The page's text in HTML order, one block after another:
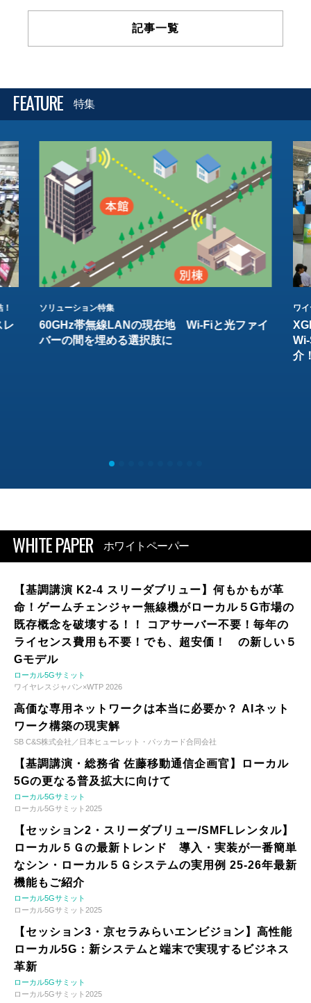
記事一覧
FEATURE 特集
レ
ソリューション特集
60GHz帯無線LANの現在地 Wi-Fiと光ファイ
バーの間を埋める選択肢に
ワ
介
WHITE PAPER ホワイトペーパー
【基調講演 K2-4 スリーダブリュー】何もかもが革
命！ゲームチェンジャー無線機がローカル５G市場の
既存概念を破壊する！！ コアサーバー不要！毎年の
ライセンス費用も不要！でも、超安価！ の新しい５
Gモデル
ローカル5Gサミット
ワイヤレスジャパン×WTP 2026
高価な専用ネットワークは本当に必要か？ AIネット
ワーク構築の現実解
SB C&S株式会社／日本ヒューレット・パッカード合同会社
【基調講演・総務省 佐藤移動通信企画官】ローカル
5Gの更なる普及拡大に向けて
ローカル5Gサミット
ローカル5Gサミット2025
【セッション2・スリーダブリュー/SMFLレンタル】
ローカル５Ｇの最新トレンド 導入・実装が一番簡単
なシン・ローカル５Ｇシステムの実用例 25-26年最新
機能もご紹介
ローカル5Gサミット
ローカル5Gサミット2025
【セッション3・京セラみらいエンビジョン】高性能
ローカル5G：新システムと端末で実現するビジネス
革新
ローカル5Gサミット
ローカル5Gサミット2025